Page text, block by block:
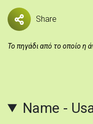
Share
Το πηγάδι από το οποίο η
Name -